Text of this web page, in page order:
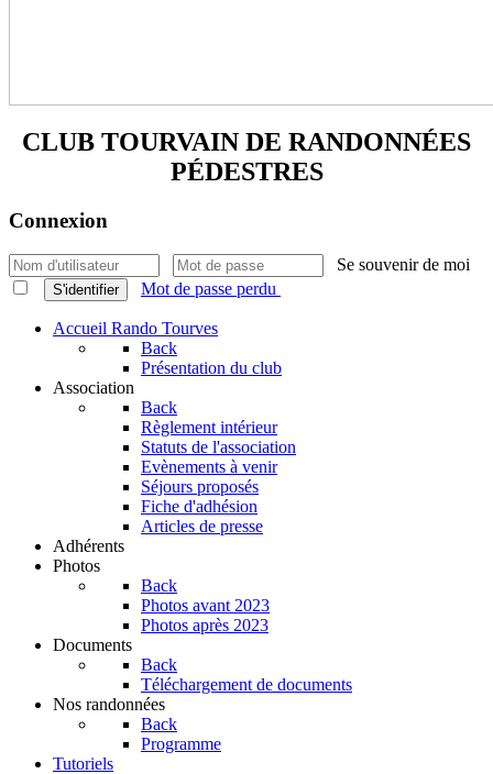
CLUB TOURVAIN DE RANDONNÉES
PÉDESTRES
Connexion
Se souvenir de moi
S'identifier Mot de passe perdu
Accueil Rando Tourves
Back
Présentation du club
Association
Back
Règlement intérieur
Statuts de l'association
Evènements à venir
Séjours proposés
Fiche d'adhésion
Articles de presse
Adhérents
Photos
Back
Photos avant 2023
Photos après 2023
Documents
Back
Téléchargement de documents
Nos randonnées
Back
Programme
Tutoriels